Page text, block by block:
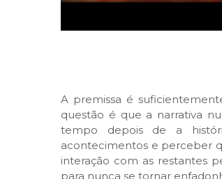
A premissa é
questão é que a narrativa
tempo depois de a
acontecimentos e perceber
interação com as restantes
para nunca se tornar